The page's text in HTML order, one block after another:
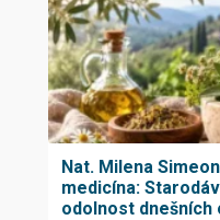
Nat. Milena
medicína:
odolnost dnešních